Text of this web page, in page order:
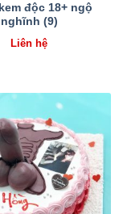
độc 18+ ngộ
nghĩnh (9)
Liên hệ